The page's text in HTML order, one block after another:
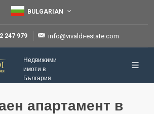
BULGARIAN
247 979 info@vivaldi-estate.com
Недвижими
имоти в
България
апартамент в